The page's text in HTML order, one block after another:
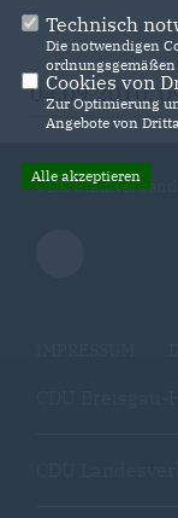
04.09.2010,
CDU
Technisch
Die notwendigen
ordnungsgemäßen
Cookies von
Zur Optimierung
Angebote von
Alle akzeptieren